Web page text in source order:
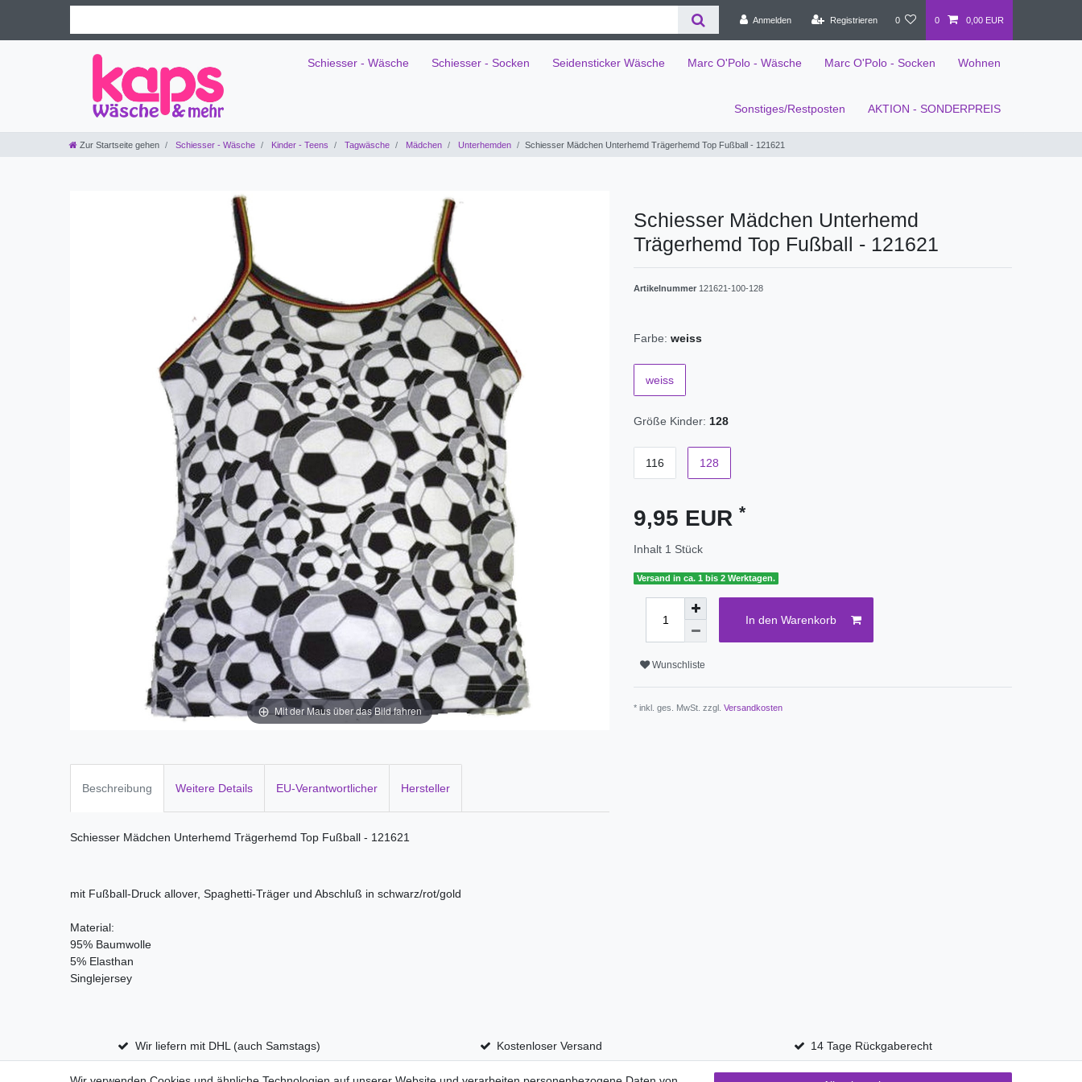
Anmelden Registrieren 0 0 0,00 EUR
Schiesser - Wäsche Schiesser - Socken Seidensticker Wäsche Marc O'Polo - Wäsche Marc O'Polo - Socken Wohnen
Sonstiges/Restposten AKTION - SONDERPREIS
Zur Startseite gehen Schiesser - Wäsche Kinder - Teens Tagwäsche Mädchen Unterhemden Schiesser Mädchen Unterhemd Trägerhemd Top Fußball - 121621
Mit der Maus über das Bild fahren
Schiesser Mädchen Unterhemd
Trägerhemd Top Fußball - 121621
Artikelnummer 121621-100-128
Farbe: weiss
weiss
Größe Kinder: 128
116 128
9,95 EUR *
Inhalt 1 Stück
Versand in ca. 1 bis 2 Werktagen.
In den Warenkorb
Wunschliste
* inkl. ges. MwSt. zzgl. Versandkosten
Beschreibung Weitere Details EU-Verantwortlicher Hersteller
Schiesser Mädchen Unterhemd Trägerhemd Top Fußball - 121621
mit Fußball-Druck allover, Spaghetti-Träger und Abschluß in schwarz/rot/gold
Material:
95% Baumwolle
5% Elasthan
Singlejersey
Wir liefern mit DHL (auch Samstags) Kostenloser Versand 14 Tage Rückgaberecht